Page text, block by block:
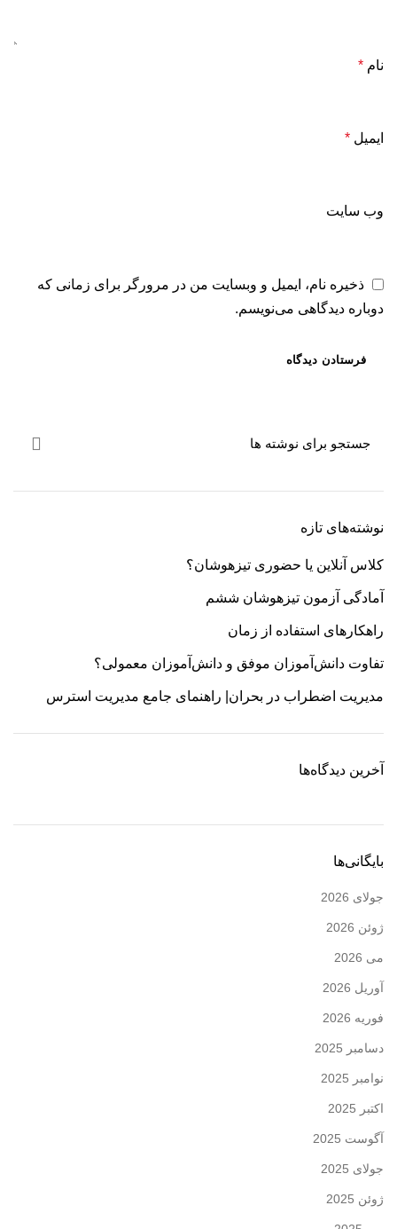
نام *
ایمیل *
وب‌ سایت
ذخیره نام، ایمیل و وبسایت من در مرورگر برای زمانی که
دوباره دیدگاهی می‌نویسم.
نوشته‌های تازه
کلاس آنلاین یا حضوری تیزهوشان؟
آمادگی آزمون تیزهوشان ششم
راهکارهای استفاده از زمان
تفاوت دانش‌آموزان موفق و دانش‌آموزان معمولی؟
مدیریت اضطراب در بحران| راهنمای جامع مدیریت استرس
آخرین دیدگاه‌ها
بایگانی‌ها
جولای 2026
ژوئن 2026
می 2026
آوریل 2026
فوریه 2026
دسامبر 2025
نوامبر 2025
اکتبر 2025
آگوست 2025
جولای 2025
ژوئن 2025